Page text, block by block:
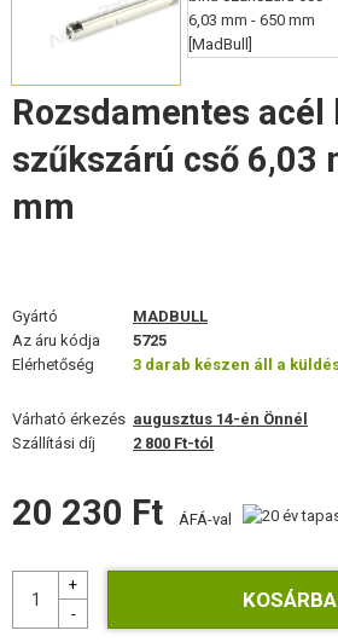
ÁLCÁZÁS, FESTÉK, SZALAG
KIEGÉSZÍTŐK, HORDSZÍJAK
PÓTALKATRÉSZEK FEGYVEREKHEZ
CÉLOK, LŐLAP
ÉLELMISZER
ÉPÍTŐKÉSZLETEK, MODELLEK
REKLÁM TÁRGYAK
SÉRÜLT, HASZNÁLT ÁRUK
Rozsdamentes acél
szűkszárú cső 6,03
mm
Gyártó
MADBULL
Az áru kódja
5725
Elérhetőség
3 darab készen áll a
Várható érkezés augusztus 14-én Önnél
Szállítási díj
2 800 Ft-tól
20 230 Ft ÁFÁ-val